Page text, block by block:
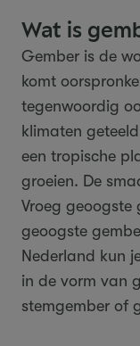
Wat is
Gember is de
komt
tegenwoordig
klimaten
een tropische
groeien. De
Vroeg
geoogste
Nederland kun
in de vorm van
stemgember of